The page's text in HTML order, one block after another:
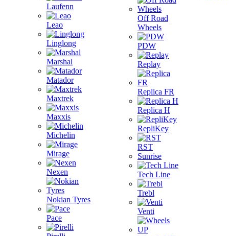
Laufenn
Leao
Linglong
Marshal
Matador
Maxtrek
Maxxis
Michelin
Mirage
Nexen
Nokian Tyres
Pace
Off Road
Wheels
PDW
Replay
Replica FR
Replica H
RepliKey
RST
Sunrise
Tech Line
Trebl
Venti